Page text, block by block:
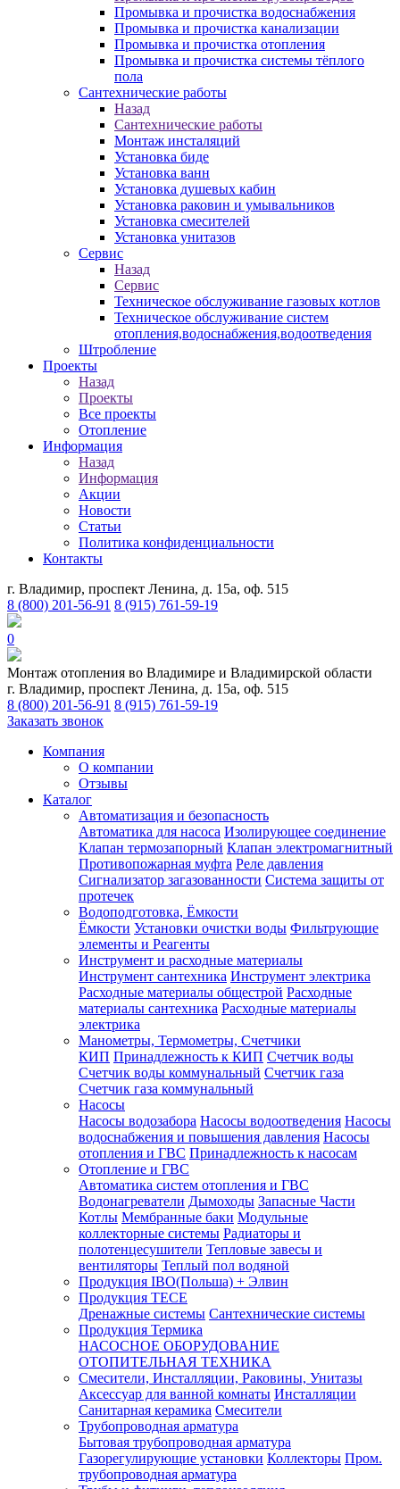
Промывка и прочистка водоснабжения
Промывка и прочистка канализации
Промывка и прочистка отопления
Промывка и прочистка системы тёплого
пола
Сантехнические работы
Назад
Сантехнические работы
Монтаж инсталяций
Установка биде
Установка ванн
Установка душевых кабин
Установка раковин и умывальников
Установка смесителей
Установка унитазов
Сервис
Назад
Сервис
Техническое обслуживание газовых котлов
Техническое обслуживание систем
отопления,водоснабжения,водоотведения
Штробление
Проекты
Назад
Проекты
Все проекты
Отопление
Информация
Назад
Информация
Акции
Новости
Статьи
Политика конфиденциальности
Контакты
г. Владимир, проспект Ленина, д. 15а, оф. 515
8 (800) 201-56-91 8 (915) 761-59-19
0
Монтаж отопления во Владимире и Владимирской области
г. Владимир, проспект Ленина, д. 15а, оф. 515
8 (800) 201-56-91 8 (915) 761-59-19
Заказать звонок
Компания
О компании
Отзывы
Каталог
Автоматизация и безопасность
Автоматика для насоса Изолирующее соединение
Клапан термозапорный Клапан электромагнитный
Противопожарная муфта Реле давления
Сигнализатор загазованности Система защиты от
протечек
Водоподготовка, Ёмкости
Ёмкости Установки очистки воды Фильтрующие
элементы и Реагенты
Инструмент и расходные материалы
Инструмент сантехника Инструмент электрика
Расходные материалы общестрой Расходные
материалы сантехника Расходные материалы
электрика
Манометры, Термометры, Счетчики
КИП Принадлежность к КИП Счетчик воды
Счетчик воды коммунальный Счетчик газа
Счетчик газа коммунальный
Насосы
Насосы водозабора Насосы водоотведения Насосы
водоснабжения и повышения давления Насосы
отопления и ГВС Принадлежность к насосам
Отопление и ГВС
Автоматика систем отопления и ГВС
Водонагреватели Дымоходы Запасные Части
Котлы Мембранные баки Модульные
коллекторные системы Радиаторы и
полотенцесушители Тепловые завесы и
вентиляторы Теплый пол водяной
Продукция IBO(Польша) + Элвин
Продукция TECE
Дренажные системы Сантехнические системы
Продукция Термика
НАСОСНОЕ ОБОРУДОВАНИЕ
ОТОПИТЕЛЬНАЯ ТЕХНИКА
Смесители, Инсталляции, Раковины, Унитазы
Аксессуар для ванной комнаты Инсталляции
Санитарная керамика Смесители
Трубопроводная арматура
Бытовая трубопроводная арматура
Газорегулирующие установки Коллекторы Пром.
трубопроводная арматура